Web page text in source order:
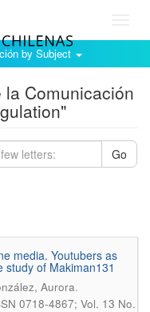
by Subject
Comunicación
Go
media. Youtubers as
of Makiman131
Aurora.
0718-4867; Vol. 13 No.